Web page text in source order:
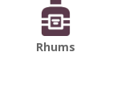
Rhums